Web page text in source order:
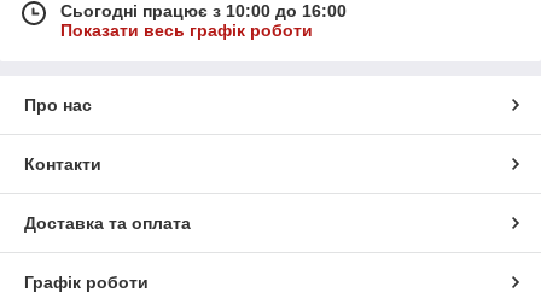
Сьогодні працює з 10:00 до 16:00
Показати весь графік роботи
Про нас
Контакти
Доставка та оплата
Графік роботи